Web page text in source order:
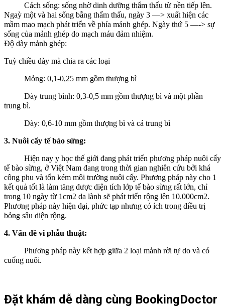
Cách sống: sống nhờ dinh dưỡng thẩm thấu từ nền tiếp lên.
Ngaỳ một và hai sống bằng thẩm thấu, ngày 3 —> xuất hiện các
mầm mao mạch phát triển về phía mảnh ghép. Ngày thứ 5 —-> sự
sống của mảnh ghép do mạch máu đảm nhiệm.
Độ dày mảnh ghép:
Tuỳ chiều dày mà chia ra các loại
Mỏng: 0,1-0,25 mm gồm thượng bì
Dày trung bình: 0,3-0,5 mm gồm thượng bì và một phần
trung bì.
Dày: 0,6-10 mm gồm thượng bì và cả trung bì
3. Nuôi cấy tế bào sừng:
Hiện nay y học thế giới đang phát triển phương pháp nuôi cấy
tế bào sừng, ở Việt Nam đang trong thời gian nghiên cứu bởi khá
công phu và tốn kém môi trường nuôi cấy. Phương pháp này cho 1
kết quả tốt là làm tăng được diện tích lớp tế bào sừng rất lớn, chỉ
trong 10 ngày từ 1cm2 da lành sẽ phát triển rộng lên 10.000cm2.
Phương pháp này hiện đại, phức tạp nhưng có ích trong điều trị
bỏng sâu diện rộng.
4. Vấn đề vi phẫu thuật:
Phương pháp này kết hợp giữa 2 loại mảnh rời tự do và có
cuống nuôi.
Đặt khám dễ dàng cùng BookingDoctor